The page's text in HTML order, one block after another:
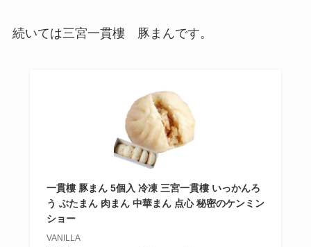
続いては三宮一貫樓 豚まんです。
一貫樓 豚まん 5個入 冷凍 三宮一貫樓 いっかんろ
う ぶたまん 肉まん 中華まん 点心 秘密のケンミン
ショー
VANILLA